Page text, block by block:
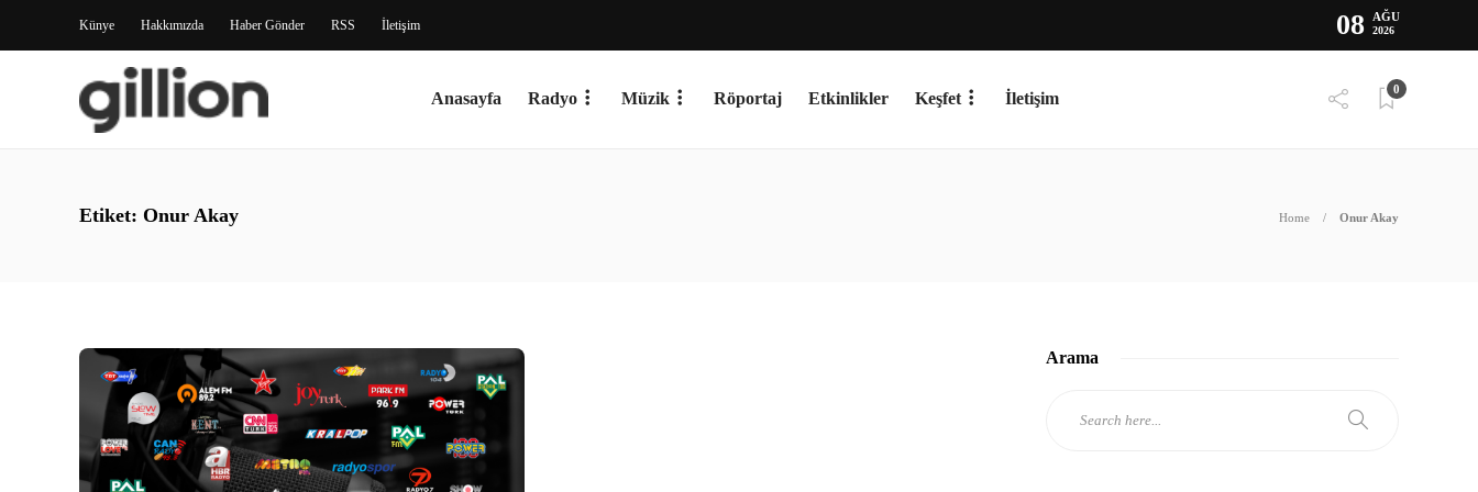
Künye Hakkımızda Haber Gönder RSS İletişim 08 AĞU
2026
Anasayfa Radyo Müzik Röportaj Etkinlikler Keşfet İletişim 0
Etiket: Onur Akay Home Onur Akay
Arama